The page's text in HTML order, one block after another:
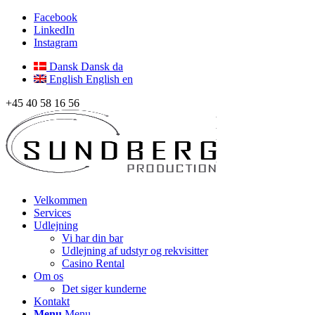
Facebook
LinkedIn
Instagram
Dansk Dansk da
English English en
+45 40 58 16 56
Velkommen
Services
Udlejning
Vi har din bar
Udlejning af udstyr og rekvisitter
Casino Rental
Om os
Det siger kunderne
Kontakt